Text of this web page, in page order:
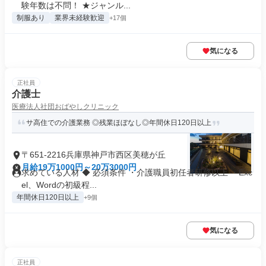
験年数は不問！ ★ジャンル...
制服あり 業界未経験歓迎 +17個
気になる
正社員
介護士
医療法人社団おばやしクリニック
サ高住での介護業務 ◎残業ほぼなし◎年間休日120日以上
〒651-2216兵庫県神戸市西区美穂が丘
月給19万1000円～20万3000円
求めている人材 ◆ 必須条件 ・介護職員初任者研修以上 ・Exc
el、Wordの初級程...
年間休日120日以上 +9個
気になる
正社員